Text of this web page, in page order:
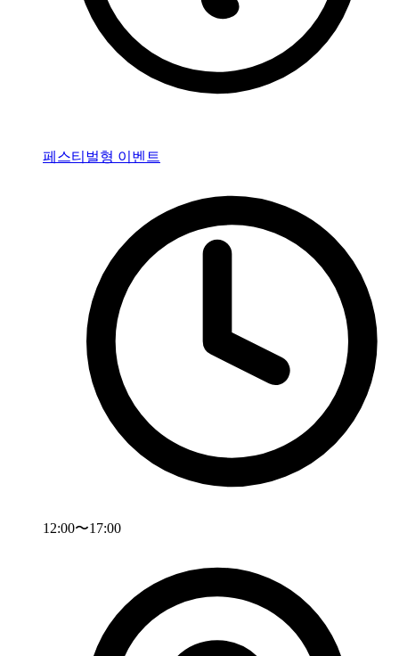
페스티벌형 이벤트
12:00〜17:00